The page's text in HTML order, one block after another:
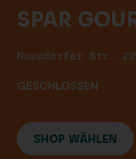
SPAR
Nussdorfer Str.
GESCHLOSSEN
SHOP WÄHLEN